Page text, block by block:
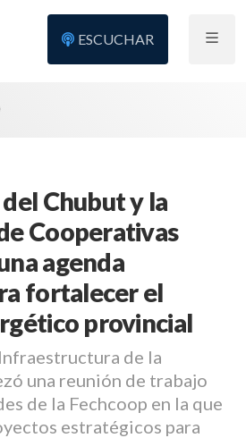
ESCUCHAR
Chubut y la
Cooperativas
agenda
fortalecer el
provincial
de la
una reunión de trabajo
de la Fechcoop en la que
estratégicos para